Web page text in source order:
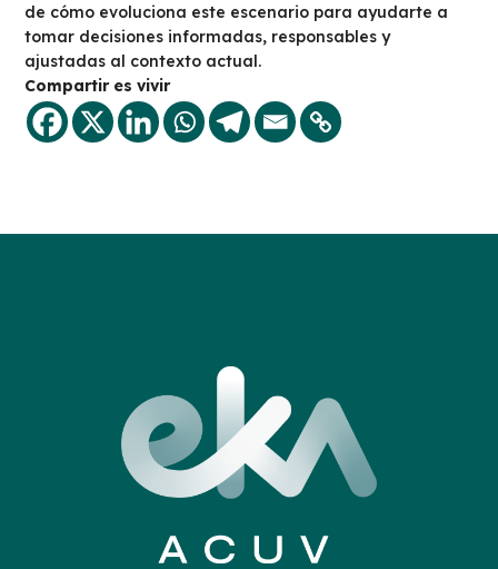
de cómo evoluciona este escenario para ayudarte a
tomar decisiones informadas, responsables y
ajustadas al contexto actual.
Compartir es vivir